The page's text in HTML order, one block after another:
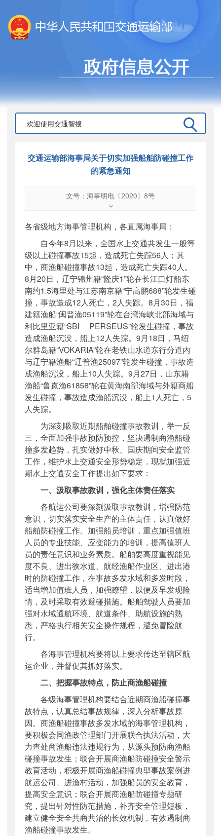
交通运输部海事局关于切实加强船舶防碰撞工作
的紧急通知
文号：海事明电〔2020〕8号
海事明电〔2020〕8号
公开日期：2020年09月29日
主题词：
船舶;防碰撞
机构分类：海事局
主题分类：应急管理
公文类型：部明电或部办公厅明电
各省级地方海事管理机构，各直属海事局：
自今年8月以来，全国水上交通共发生一般等
级以上碰撞事故15起，造成死亡失踪56人；其
中，商渔船碰撞事故13起，造成死亡失踪40人。
8月20日，辽宁锦州籍“隆庆1”轮在长江口灯船东
南约1.5海里处与江苏南京籍“宁高鹏688”轮发生碰
撞，事故造成12人死亡，2人失踪。8月30日，福
建籍渔船“闽晋渔05119”轮在台湾海峡北部海域与
利比里亚籍“SBI PERSEUS”轮发生碰撞，事故
造成渔船沉没，船上12人失踪。9月18日，马绍
尔群岛籍“VOKARIA”轮在老铁山水道东行分道内
与辽宁籍渔船“辽普渔25097”轮发生碰撞，事故造
成渔船沉没，船上10人失踪。9月27日，山东籍
渔船“鲁岚渔61858”轮在黄海南部海域与外籍商船
发生碰撞，事故造成渔船沉没，船上1人死亡，5
人失踪。
为深刻吸取近期船舶碰撞事故教训，举一反
三，全面加强事故预防预控，坚决遏制商渔船碰
撞多发趋势，扎实做好中秋、国庆期间安全监管
工作，维护水上交通安全形势稳定，现就加强近
期水上交通安全工作提出如下要求：
一、汲取事故教训，强化主体责任落实
各航运公司要深刻汲取事故教训，增强防范
意识，切实落实安全生产的主体责任，认真做好
船舶防碰撞工作。加强船员培训，重点加强值班
人员的专业技能、应变能力的培训，提高值班人
员的责任意识和业务素质。船舶要高度重视能见
度不良、进出狭水道、航经渔船作业区、进出港
时的防碰撞工作，在事故多发水域和多发时段，
适当增加值班人员，加强瞭望，以便及早发现险
情，及时采取有效避碰措施。船舶驾驶人员要加
强对水域通航环境、航道条件、助航设施的熟
悉，严格执行相关安全操作规程，避免冒险航
行。
各海事管理机构要将以上要求传达至辖区航
运企业，并督促其抓好落实。
二、把握事故特点，防止商渔船碰撞
各级海事管理机构要结合近期商渔船碰撞事
故特点，认真总结事故规律，深入分析事故原
因。商渔船碰撞事故多发水域的海事管理机构，
要积极会同渔政管理部门开展联合执法活动，大
力查处商渔船违法违规行为，从源头预防商渔船
碰撞事故发生；联合开展商渔船防碰撞安全警示
教育活动，积极开展商渔船碰撞典型事故案例进
航运公司、进渔村活动，加强船员的安全教育，
提高安全意识；联合开展商渔船防碰撞专题研
究，提出针对性防范措施，补齐安全管理短板，
建立健全安全共商共治的长效机制，有效遏制商
渔船碰撞事故发生。